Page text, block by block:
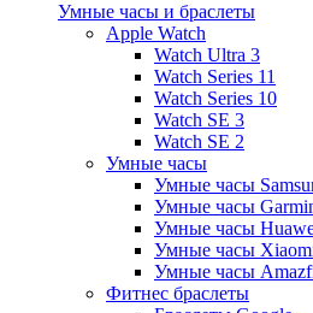
Умные часы и браслеты
Apple Watch
Watch Ultra 3
Watch Series 11
Watch Series 10
Watch SE 3
Watch SE 2
Умные часы
Умные часы
Умные часы
Умные часы
Умные часы
Умные часы
Фитнес браслеты